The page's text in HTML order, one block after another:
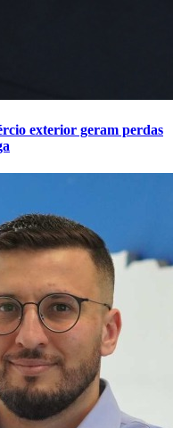
exterior geram perdas